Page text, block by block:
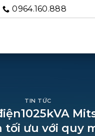
0964.160.888
TIN TỨC
tối ưu với quy